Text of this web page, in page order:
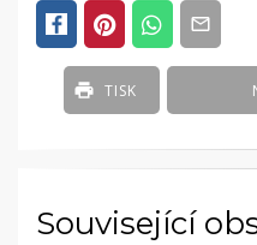
TISK
Související